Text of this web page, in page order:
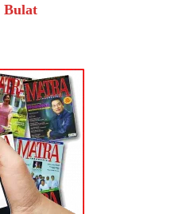
Bulat